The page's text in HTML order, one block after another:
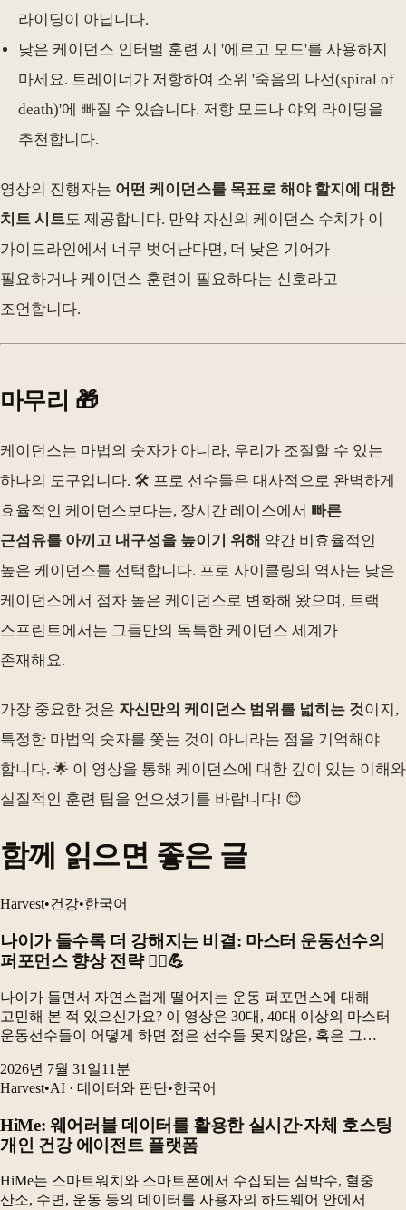
라이딩이 아닙니다.
낮은 케이던스 인터벌 훈련 시 '에르고 모드'를 사용하지
마세요. 트레이너가 저항하여 소위 '죽음의 나선(spiral of
death)'에 빠질 수 있습니다. 저항 모드나 야외 라이딩을
추천합니다.
영상의 진행자는 어떤 케이던스를 목표로 해야 할지에 대한
치트 시트도 제공합니다. 만약 자신의 케이던스 수치가 이
가이드라인에서 너무 벗어난다면, 더 낮은 기어가
필요하거나 케이던스 훈련이 필요하다는 신호라고
조언합니다.
마무리 🎁
케이던스는 마법의 숫자가 아니라, 우리가 조절할 수 있는
하나의 도구입니다. 🛠️ 프로 선수들은 대사적으로 완벽하게
효율적인 케이던스보다는, 장시간 레이스에서 빠른
근섬유를 아끼고 내구성을 높이기 위해 약간 비효율적인
높은 케이던스를 선택합니다. 프로 사이클링의 역사는 낮은
케이던스에서 점차 높은 케이던스로 변화해 왔으며, 트랙
스프린트에서는 그들만의 독특한 케이던스 세계가
존재해요.
가장 중요한 것은 자신만의 케이던스 범위를 넓히는 것이지,
특정한 마법의 숫자를 쫓는 것이 아니라는 점을 기억해야
합니다. 🌟 이 영상을 통해 케이던스에 대한 깊이 있는 이해와
실질적인 훈련 팁을 얻으셨기를 바랍니다! 😊
함께 읽으면 좋은 글
Harvest•건강•한국어
나이가 들수록 더 강해지는 비결: 마스터 운동선수의
퍼포먼스 향상 전략 🚴‍♂️💪
나이가 들면서 자연스럽게 떨어지는 운동 퍼포먼스에 대해
고민해 본 적 있으신가요? 이 영상은 30대, 40대 이상의 마스터
운동선수들이 어떻게 하면 젊은 선수들 못지않은, 혹은 그
지속할 수 있는지에 대한 심도 있는 이야기를 전합니다...
2026년 7월 31일11 분
Harvest•AI · 데이터와 판단•한국어
HiMe: 웨어러블 데이터를 활용한 실시간·자체 호스팅
개인 건강 에이전트 플랫폼
HiMe는 스마트워치와 스마트폰에서 수집되는 심박수, 혈중
산소, 수면, 운동 등의 데이터를 사용자의 하드웨어 안에서